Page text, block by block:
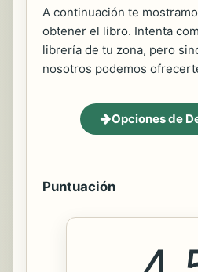
A continuación te
obtener el libro. Intenta
librería de tu zona, pero
nosotros podemos
Opciones de
Puntuación